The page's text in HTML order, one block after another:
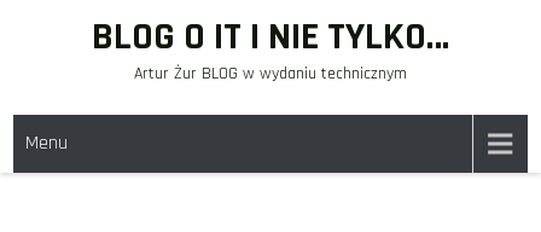
BLOG O IT I NIE TYLKO…
Artur Żur BLOG w wydaniu technicznym
Menu